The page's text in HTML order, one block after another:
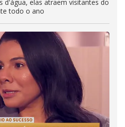
d'água, elas atraem visitantes do
todo o ano